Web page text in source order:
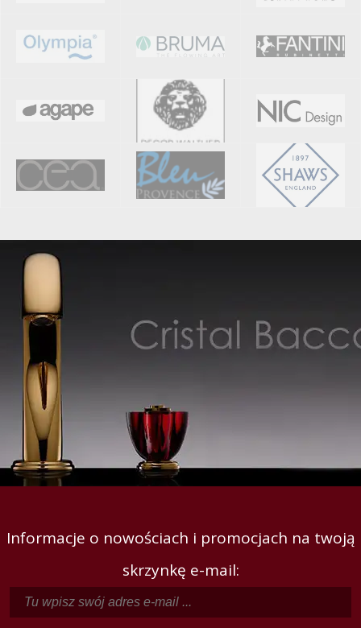
Informacje o nowościach i promocjach na twoją
skrzynkę e-mail: